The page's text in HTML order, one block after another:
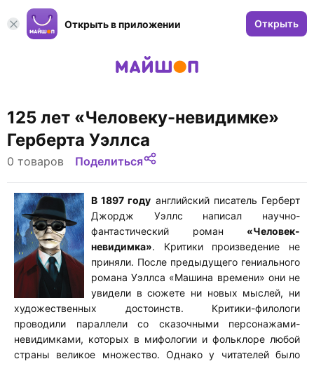
Открыть в приложении Открыть
125 лет «Человеку-невидимке»
Герберта Уэллса
0 товаров Поделиться
В 1897 году английский писатель Герберт
Джордж Уэллс написал научно-
фантастический роман «Человек-
невидимка». Критики произведение не
приняли. После предыдущего гениального
романа Уэллса «Машина времени» они не
увидели в сюжете ни новых мыслей, ни
художественных достоинств. Критики-филологи
проводили параллели со сказочными персонажами-
невидимками, которых в мифологии и фольклоре любой
страны великое множество. Однако у читателей было